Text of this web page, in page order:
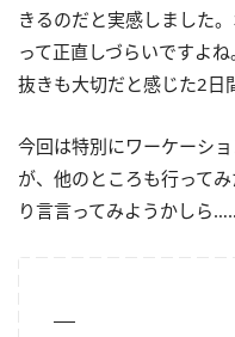
きるのだと実感しました
って正直しづらいですよ
抜きも大切だと感じた2日
今回は特別にワーケーシ
が、他のところも行って
り言言ってみようかしら……